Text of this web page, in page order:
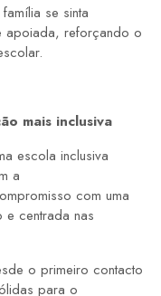
se sinta
apoiada, reforçando o
mais inclusiva
escola inclusiva
a
com uma
e centrada nas
o primeiro contacto
para o